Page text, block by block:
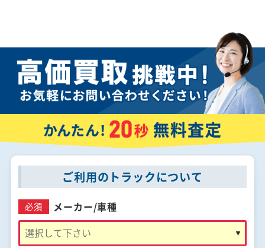
ご利用のトラックについて
必須 メーカー/車種